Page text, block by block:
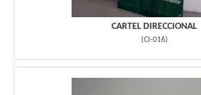
CARTEL DIRECCIONAL
(CI-016)